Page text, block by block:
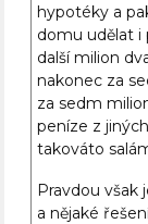
hypotéky a
domu udělat i
další milion
nakonec za
za sedm
peníze z
takováto
Pravdou však
a nějaké